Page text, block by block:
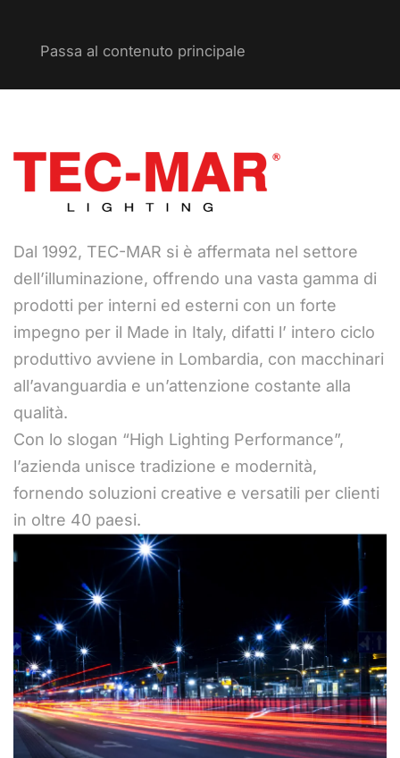
Passa al contenuto principale
Dal 1992, TEC-MAR si è affermata nel settore
dell’illuminazione, offrendo una vasta gamma di
prodotti per interni ed esterni con un forte
impegno per il Made in Italy, difatti l’ intero ciclo
produttivo avviene in Lombardia, con macchinari
all’avanguardia e un’attenzione costante alla
qualità.
Con lo slogan “High Lighting Performance”,
l’azienda unisce tradizione e modernità,
fornendo soluzioni creative e versatili per clienti
in oltre 40 paesi.